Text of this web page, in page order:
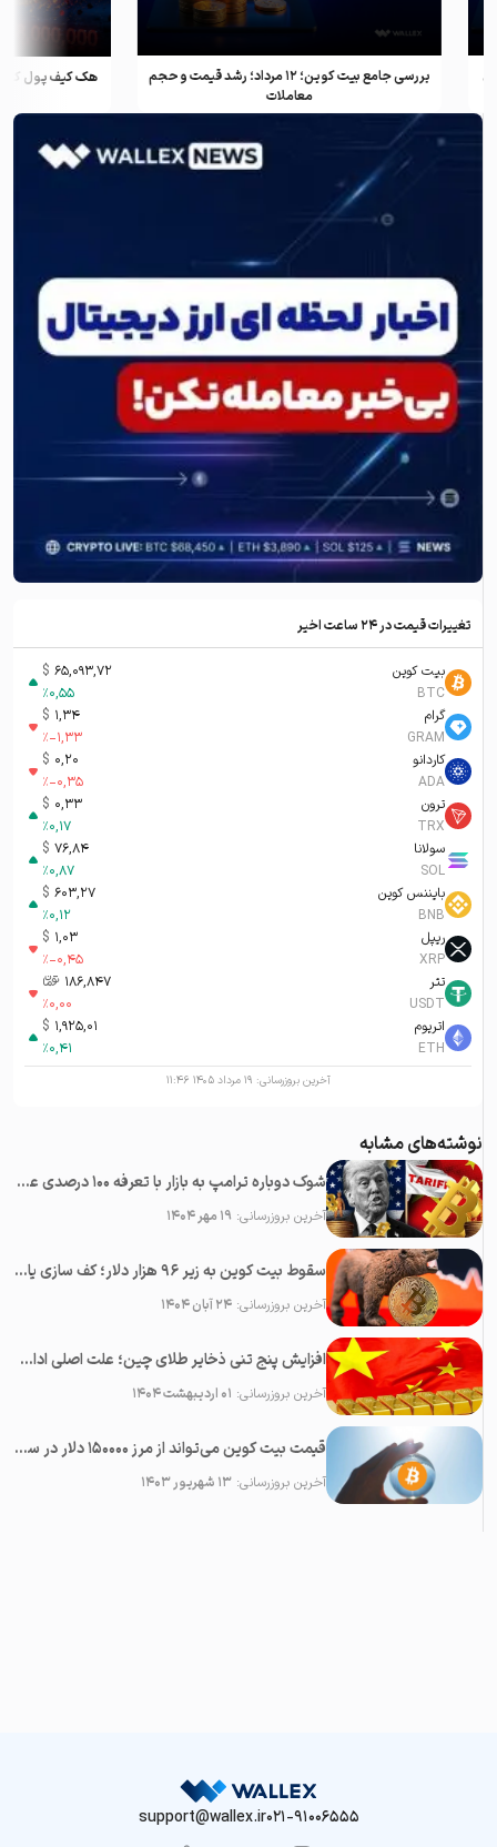
بررسی جامع بیت کوین؛ ۱۲ مرداد؛ رشد قیمت و حجم
معاملات
تغییرات قیمت در ۲۴ ساعت اخیر
بیت کوین
BTC
65,093,72
$
%0,55
گرام
GRAM
1,34
$
%-1,33
کاردانو
ADA
0,20
$
%-0,35
ترون
TRX
0,33
$
%0,17
سولانا
SOL
76,84
$
%0,87
بایننس کوین
BNB
603,27
$
%0,12
ریپل
XRP
1,03
$
%-0,45
تتر
USDT
186,847 تومان-ء
%0,00
اتریوم
ETH
1,925,01
$
%0,41
آخرین بروزرسانی: ۱۹ مرداد ۱۴۰۵ ۱۱:۴۶
نوشته‌های مشابه
شوک دوباره ترامپ به بازار با تعرفه ۱۰۰ درصدی علیه چین؛‌ سقوط همه رمزارزها
آخرین بروزرسانی:۱۹ مهر ۱۴۰۴
سقوط بیت کوین به زیر ۹۶ هزار دلار؛ کف سازی یا پایان بولران؟
آخرین بروزرسانی:۲۴ آبان ۱۴۰۴
افزایش پنج تنی ذخایر طلای چین؛ علت اصلی ادامه رشد قیمت طلا
آخرین بروزرسانی: ۰۱ اردیبهشت ۱۴۰۴
قیمت بیت کوین می‌تواند از مرز ۱۵۰۰۰۰ دلار در سال ۲۰۲۳ عبور کند
آخرین بروزرسانی:۱۳ شهریور ۱۴۰۳
021-91006555
support@wallex.ir